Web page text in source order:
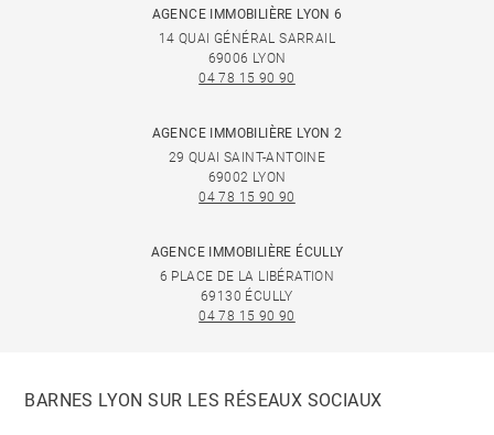
AGENCE IMMOBILIÈRE LYON 6
14 QUAI GÉNÉRAL SARRAIL
69006 LYON
04 78 15 90 90
AGENCE IMMOBILIÈRE LYON 2
29 QUAI SAINT-ANTOINE
69002 LYON
04 78 15 90 90
AGENCE IMMOBILIÈRE ÉCULLY
6 PLACE DE LA LIBÉRATION
69130 ÉCULLY
04 78 15 90 90
BARNES LYON SUR LES RÉSEAUX SOCIAUX